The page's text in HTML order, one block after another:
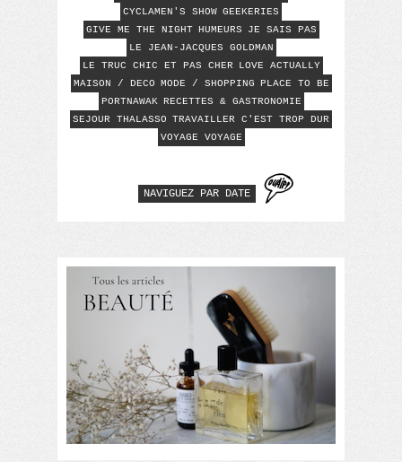
CYCLAMEN'S SHOW GEEKERIES
GIVE ME THE NIGHT HUMEURS
JE SAIS PAS
LE JEAN-JACQUES GOLDMAN
LE TRUC CHIC ET PAS CHER
LOVE ACTUALLY
MAISON / DECO MODE / SHOPPING PLACE TO BE
PORTNAWAK RECETTES & GASTRONOMIE
SEJOUR THALASSO TRAVAILLER C'EST TROP DUR
VOYAGE VOYAGE
NAVIGUEZ PAR DATE